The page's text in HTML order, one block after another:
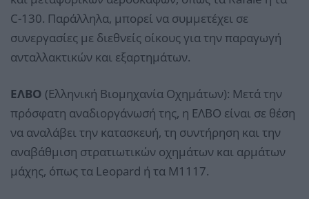
C-130. Παράλληλα, μπορεί να συμμετέχει σε
συνεργασίες με διεθνείς οίκους για την παραγωγή
ανταλλακτικών και εξαρτημάτων.
ΕΛΒΟ (Ελληνική Βιομηχανία Οχημάτων): Μετά την
πρόσφατη αναδιοργάνωσή της, η ΕΛΒΟ είναι σε θέση
να αναλάβει την κατασκευή, τη συντήρηση και την
αναβάθμιση στρατιωτικών οχημάτων και αρμάτων
μάχης, όπως τα Leopard ή τα M1117.